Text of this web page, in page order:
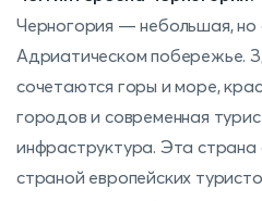
Черногория — небольшая, но
Адриатическом побережье.
сочетаются горы и море,
городов и современная
инфраструктура. Эта
страной европейских